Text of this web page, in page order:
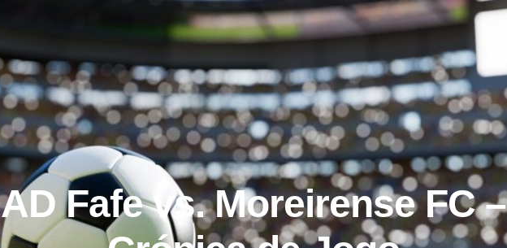
AD Fafe vs. Moreirense FC –